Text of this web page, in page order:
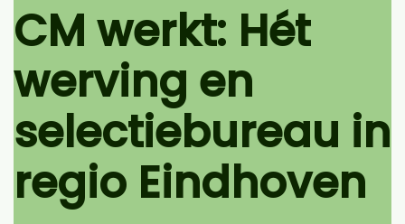
CM werkt: Hét
werving en
selectiebureau in
regio Eindhoven